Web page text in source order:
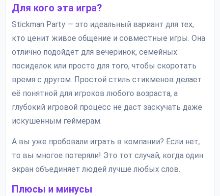
Для кого эта игра?
Stickman Party — это идеальный вариант для тех,
кто ценит живое общение и совместные игры. Она
отлично подойдет для вечеринок, семейных
посиделок или просто для того, чтобы скоротать
время с другом. Простой стиль стикменов делает
её понятной для игроков любого возраста, а
глубокий игровой процесс не даст заскучать даже
искушенным геймерам.
А вы уже пробовали играть в компании? Если нет,
то вы многое потеряли! Это тот случай, когда один
экран объединяет людей лучше любых слов.
Плюсы и минусы